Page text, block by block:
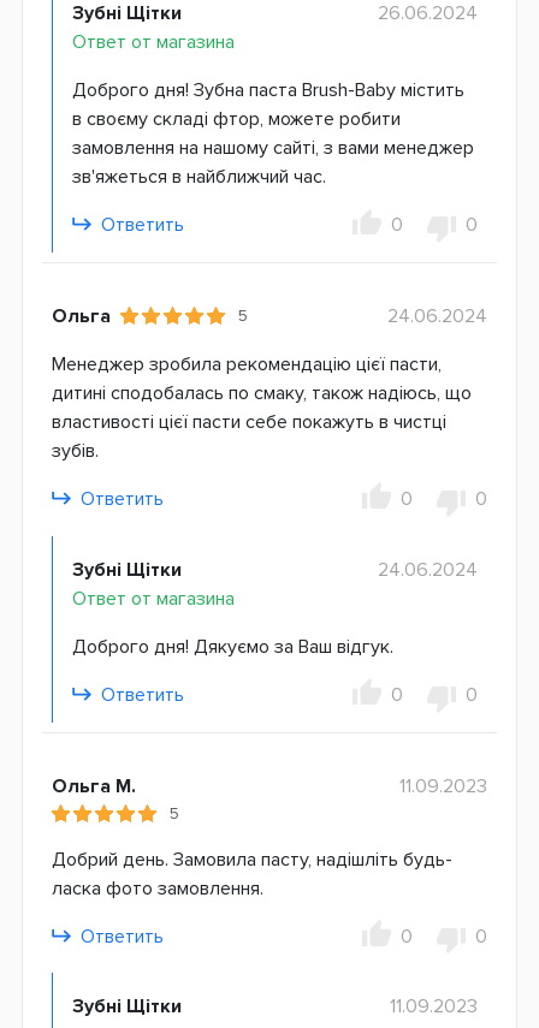
Зубні Щітки
Ответ от магазина
26.06.2024
Доброго дня! Зубна паста Brush-Baby містить
в своєму складі фтор, можете робити
замовлення на нашому сайті, з вами менеджер
зв'яжеться в найближчий час.
Ответить
0 0
Ольга 5
24.06.2024
Менеджер зробила рекомендацію цієї пасти,
дитині сподобалась по смаку, також надіюсь, що
властивості цієї пасти себе покажуть в чистці
зубів.
Ответить
0 0
Зубні Щітки
Ответ от магазина
24.06.2024
Доброго дня! Дякуємо за Ваш відгук.
Ответить
0 0
Ольга М.
5
11.09.2023
Добрий день. Замовила пасту, надішліть будь-
ласка фото замовлення.
Ответить
0 0
Зубні Щітки
11.09.2023